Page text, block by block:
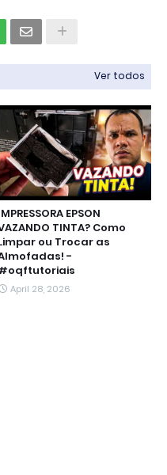
Ver todos
EPSON
TINTA? Como
ou Trocar as
-
April 28, 2026